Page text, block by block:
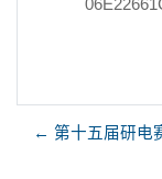
← 第十五届研电